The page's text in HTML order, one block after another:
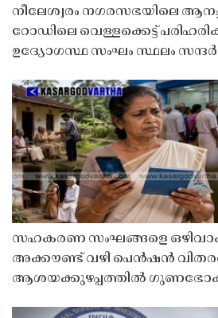
നീലേശ്വരം നഗരസഭയിലെ
റോഡിലെ വെള്ളക്കെട്ട്
ഉദ്യോഗസ്ഥ സംഘം സ്ഥലം
സഹകരണ സംഘങ്ങളെ
അക്കൗണ്ട് വഴി പെൻഷൻ
ആശയക്കുഴപ്പത്തിൽ